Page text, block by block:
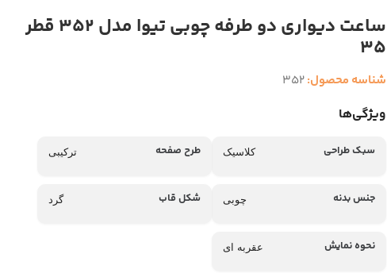
ساعت دیواری دو طرفه چوبی تیوا مدل 352 قطر
35
شناسه محصول:352
ویژگی‌ها
سبک طراحی کلاسیک طرح صفحه ترکیبی
جنس بدنه چوبی شکل قاب گرد
نحوه نمایش عقربه ای